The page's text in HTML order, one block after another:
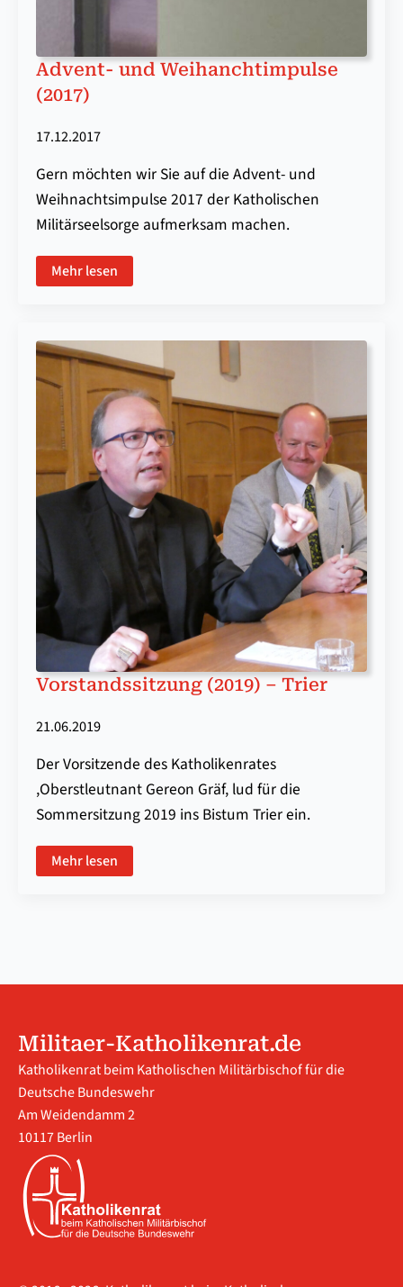
Advent- und Weihanchtimpulse
(2017)
17.12.2017
Gern möchten wir Sie auf die Advent- und
Weihnachtsimpulse 2017 der Katholischen
Militärseelsorge aufmerksam machen.
Mehr lesen
Vor­stands­sitz­ung (2019) – Trier
21.06.2019
Der Vorsitzende des Katholikenrates
,Oberstleutnant Gereon Gräf, lud für die
Sommersitzung 2019 ins Bistum Trier ein.
Mehr lesen
Militaer-Katholikenrat.de
Katholikenrat beim Katholischen Militärbischof für die
Deutsche Bundeswehr
Am Weidendamm 2
10117 Berlin